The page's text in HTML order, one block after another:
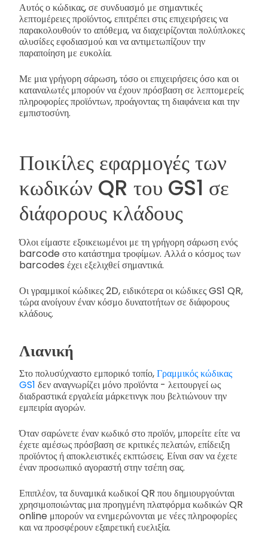
Αυτός ο κώδικας, σε συνδυασμό με σημαντικές
λεπτομέρειες προϊόντος, επιτρέπει στις επιχειρήσεις να
παρακολουθούν το απόθεμα, να διαχειρίζονται πολύπλοκες
αλυσίδες εφοδιασμού και να αντιμετωπίζουν την
παραποίηση με ευκολία.
Με μια γρήγορη σάρωση, τόσο οι επιχειρήσεις όσο και οι
καταναλωτές μπορούν να έχουν πρόσβαση σε λεπτομερείς
πληροφορίες προϊόντων, προάγοντας τη διαφάνεια και την
εμπιστοσύνη.
Ποικίλες εφαρμογές των
κωδικών QR του GS1 σε
διάφορους κλάδους
Όλοι είμαστε εξοικειωμένοι με τη γρήγορη σάρωση ενός
barcode στο κατάστημα τροφίμων. Αλλά ο κόσμος των
barcodes έχει εξελιχθεί σημαντικά.
Οι γραμμικοί κώδικες 2D, ειδικότερα οι κώδικες GS1 QR,
τώρα ανοίγουν έναν κόσμο δυνατοτήτων σε διάφορους
κλάδους.
Λιανική
Στο πολυσύχναστο εμπορικό τοπίο,Γραμμικός κώδικας
GS1 δεν αναγνωρίζει μόνο προϊόντα - λειτουργεί ως
διαδραστικά εργαλεία μάρκετινγκ που βελτιώνουν την
εμπειρία αγορών.
Όταν σαρώνετε έναν κωδικό στο προϊόν, μπορείτε είτε να
έχετε αμέσως πρόσβαση σε κριτικές πελατών, επίδειξη
προϊόντος ή αποκλειστικές εκπτώσεις. Είναι σαν να έχετε
έναν προσωπικό αγοραστή στην τσέπη σας.
Επιπλέον, τα δυναμικά κωδικοί QR που δημιουργούνται
χρησιμοποιώντας μια προηγμένη πλατφόρμα κωδικών QR
online μπορούν να ενημερώνονται με νέες πληροφορίες
και να προσφέρουν εξαιρετική ευελιξία.